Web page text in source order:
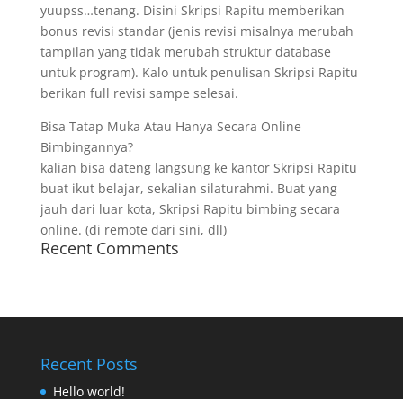
yuupss…tenang. Disini Skripsi Rapitu memberikan
bonus revisi standar (jenis revisi misalnya merubah
tampilan yang tidak merubah struktur database
untuk program). Kalo untuk penulisan Skripsi Rapitu
berikan full revisi sampe selesai.
Bisa Tatap Muka Atau Hanya Secara Online
Bimbingannya?
kalian bisa dateng langsung ke kantor Skripsi Rapitu
buat ikut belajar, sekalian silaturahmi. Buat yang
jauh dari luar kota, Skripsi Rapitu bimbing secara
online. (di remote dari sini, dll)
Recent Comments
Recent Posts
Hello world!